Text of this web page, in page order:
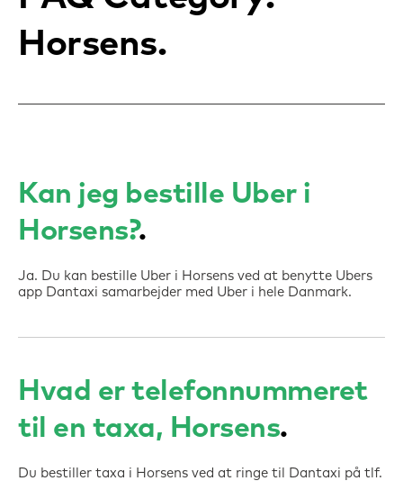
Horsens
Kan jeg bestille Uber i
Horsens?
Ja. Du kan bestille Uber i Horsens ved at benytte Ubers
app Dantaxi samarbejder med Uber i hele Danmark.
Hvad er telefonnummeret
til en taxa, Horsens
Du bestiller taxa i Horsens ved at ringe til Dantaxi på tlf.